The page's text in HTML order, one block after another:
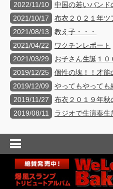
2022/11/10
中国の若いバンド
2021/10/17
布衣２０２１年ツ
2021/08/13
教え子・・・
2021/04/22
ワクチンレポート
2021/03/29
お子さん生誕１０
2019/12/25
個性の塊！！才能
2019/12/09
やってもやっても
2019/11/27
布衣２０１９年秋
2019/08/11
ラジオで生演奏